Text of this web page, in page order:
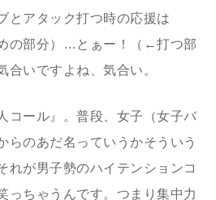
とアタック打つ時の応援は
の部分）…とぁー！（←打つ部
合いですよね、気合い。
コール』。普段、女子（女子バ
らのあだ名っていうかそういう
れが男子勢のハイテンションコ
っちゃうんです。つまり集中力